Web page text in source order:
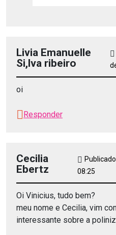
Livia Emanuelle
Si,lva ribeiro
oi
Responder
Cecilia
Ebertz
08:25
Oi Vinicius, tudo bem?
meu nome e Cecilia, vim
interessante sobre a